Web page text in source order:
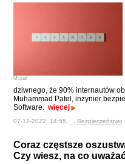
Miquel
dziwnego, że 90% internautów
Muhammad Patel, inżynier
Software. więcej
07-12-2022, 14:55, _, Bezpieczeństwo
Coraz częstsze
Czy wiesz, na co